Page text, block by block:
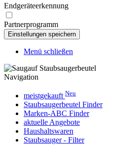
Endgeräteerkennung
Partnerprogramm
Menü schließen
Navigation
meistgekauft Neu
Staubsaugerbeutel Finder
Marken-ABC Finder
aktuelle Angebote
Haushaltswaren
Staubsauger - Filter